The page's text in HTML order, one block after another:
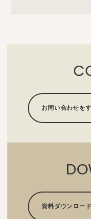
お問い合わせを
資料ダウンロー